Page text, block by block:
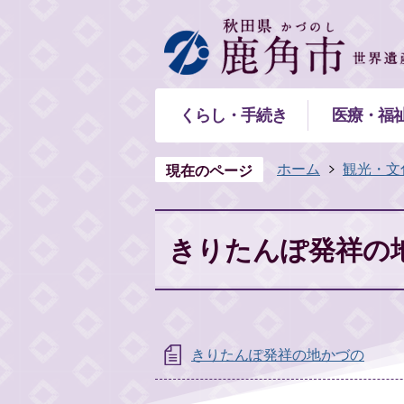
くらし・手続き 医療・福
現在のページ ホーム 観光・
きりたんぽ発祥の
きりたんぽ発祥の地かづの